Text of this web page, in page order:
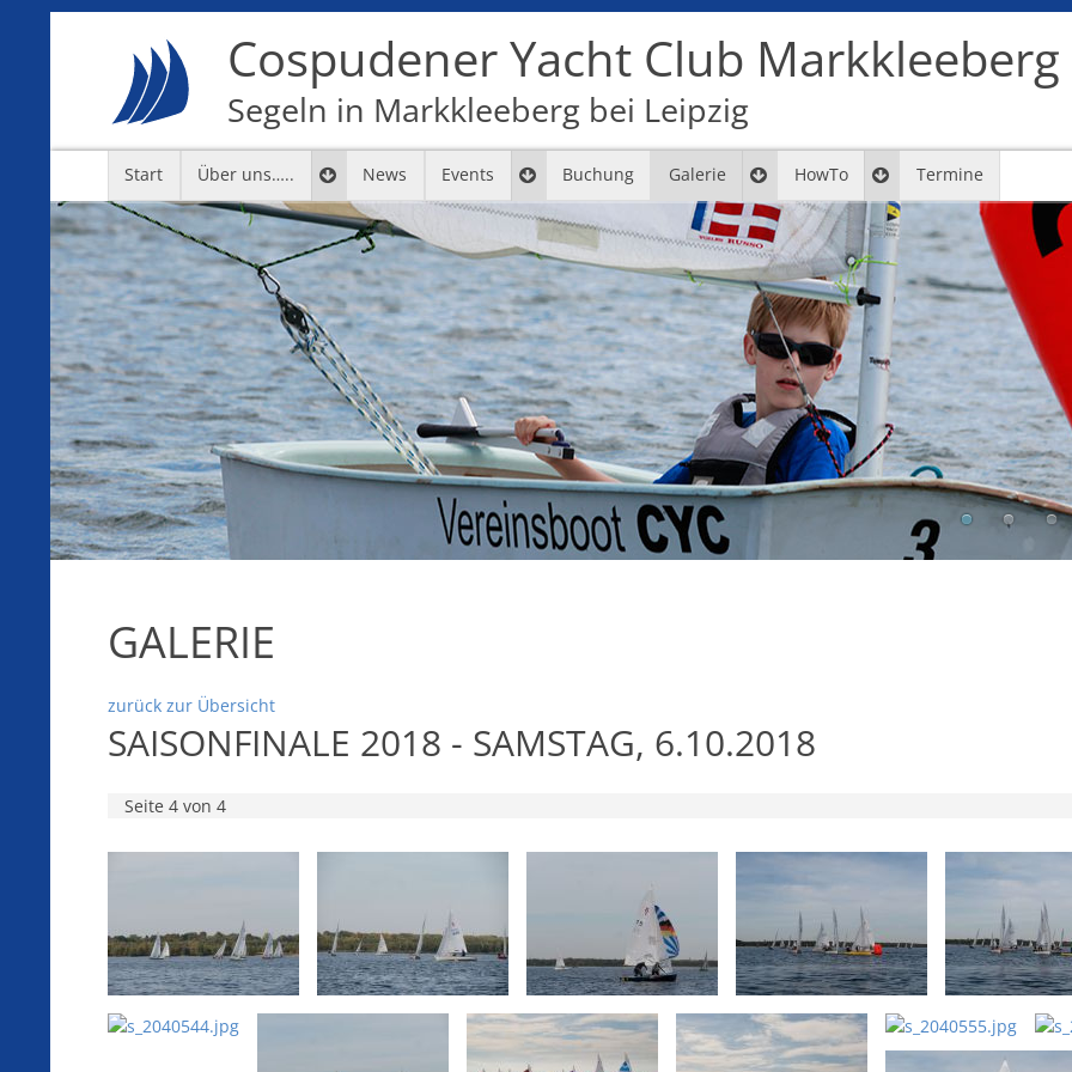
Cospudener Yacht Club Markkleeberg
Segeln in Markkleeberg bei Leipzig
Start Über uns….. News Events Buchung Galerie HowTo Termine
8 9 10 11
GALERIE
zurück zur Übersicht
SAISONFINALE 2018 - SAMSTAG, 6.10.2018
Seite 4 von 4